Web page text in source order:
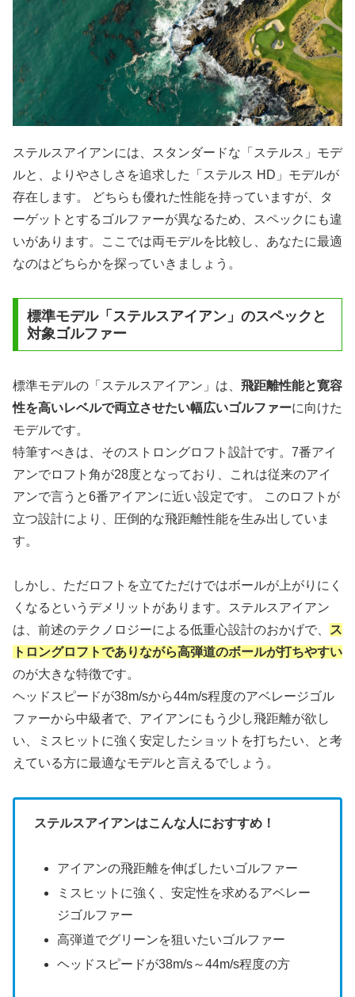
ステルスアイアンには、スタンダードな「ステルス」モデ
ルと、よりやさしさを追求した「ステルス HD」モデルが
存在します。 どちらも優れた性能を持っていますが、タ
ーゲットとするゴルファーが異なるため、スペックにも違
いがあります。ここでは両モデルを比較し、あなたに最適
なのはどちらかを探っていきましょう。
標準モデル「ステルスアイアン」のスペックと
対象ゴルファー
標準モデルの「ステルスアイアン」は、 飛距離性能と寛容
性を高いレベルで両立させたい幅広いゴルファーに向けた
モデルです。
特筆すべきは、そのストロングロフト設計です。7番アイ
アンでロフト角が28度となっており、これは従来のアイ
アンで言うと6番アイアンに近い設定です。 このロフトが
立つ設計により、圧倒的な飛距離性能を生み出していま
す。
しかし、ただロフトを立てただけではボールが上がりにく
くなるというデメリットがあります。ステルスアイアン
は、前述のテクノロジーによる低重心設計のおかげで、
ス
トロングロフトでありながら高弾道のボールが打ちやすい
のが大きな特徴です。
ヘッドスピードが38m/sから44m/s程度のアベレージゴル
ファーから中級者で、アイアンにもう少し飛距離が欲し
い、ミスヒットに強く安定したショットを打ちたい、と考
えている方に最適なモデルと言えるでしょう。
ステルスアイアンはこんな人におすすめ！
アイアンの飛距離を伸ばしたいゴルファー
ミスヒットに強く、安定性を求めるアベレー
ジゴルファー
高弾道でグリーンを狙いたいゴルファー
ヘッドスピードが38m/s～44m/s程度の方